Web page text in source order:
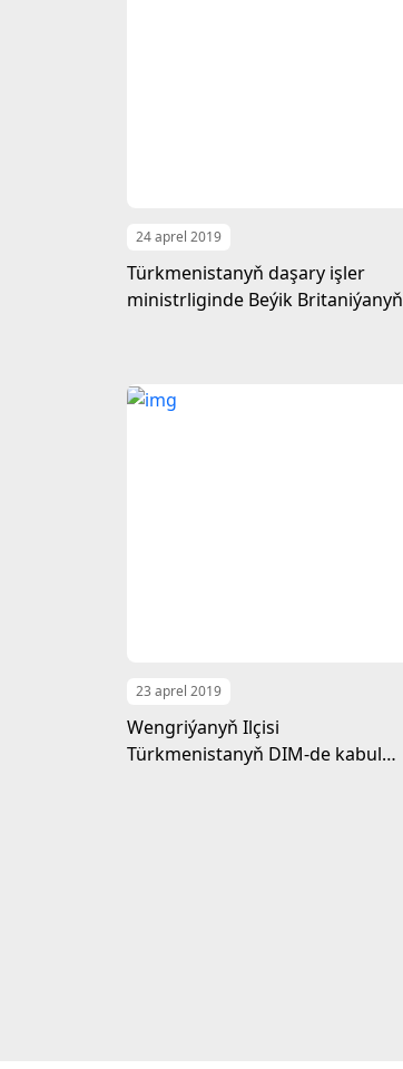
24 aprel 2019
Türkmenistanyň daşary işler
ministrliginde Beýik Britaniýanyň
23 aprel 2019
Wengriýanyň Ilçisi
Türkmenistanyň DIM-de kabul